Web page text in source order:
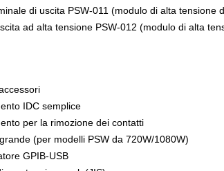
di uscita PSW-011 (modulo di alta tensione
ad alta tensione PSW-012 (modulo di alta
IDC semplice
per la rimozione dei contatti
(per modelli PSW da 720W/1080W)
GPIB-USB